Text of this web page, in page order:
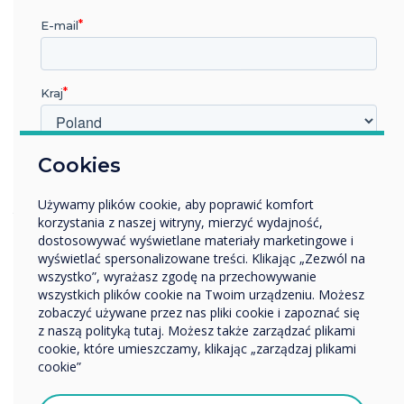
otwierają się nowe ścieżki, nie wszystkie są
dobre. Przy tej nowej technologii i wszystkich
korzyściach, jakie przynosi, środki
bezpieczeństwa muszą być rygorystyczne, aby
zapewnić ochronę tych nowych i korzystnych
metod edukacji.
Aplikacje Cleverstore są sprawdzane pod kątem
braku reklam. Nawet oglądanie filmów z
YouTube przez Lynx pozwala nauczycielom być
bezpiecznym, wiedząc, że nie będzie reklam,
dostępu do sekcji komentarzy i
automatycznego odtwarzania.
Dane szkolne są szczególnie wrażliwe, a przy
przykładach ataków oprogramowania
ransomware na duże korporacje i szpitale w
ciągu ostatnich kilku lat bezpieczeństwo nigdy
Cookies
Używamy plików cookie, aby poprawić komfort
korzystania z naszej witryny, mierzyć wydajność,
dostosowywać wyświetlane materiały marketingowe i
wyświetlać spersonalizowane treści. Klikając „Zezwól na
wszystko”, wyrażasz zgodę na przechowywanie
wszystkich plików cookie na Twoim urządzeniu. Możesz
zobaczyć używane przez nas pliki cookie i zapoznać się
z naszą polityką tutaj. Możesz także zarządzać plikami
cookie, które umieszczamy, klikając „zarządzaj plikami
cookie”
E-mail
Kraj
W jakiej branży pracujesz?
Przedsiębiorstwo
Inne
Nazwa firmy
Chcielibyśmy się z Tobą skontaktować w sprawie
naszych produktów i usług za pośrednictwem poczty
elektronicznej, telefonu lub poczty.